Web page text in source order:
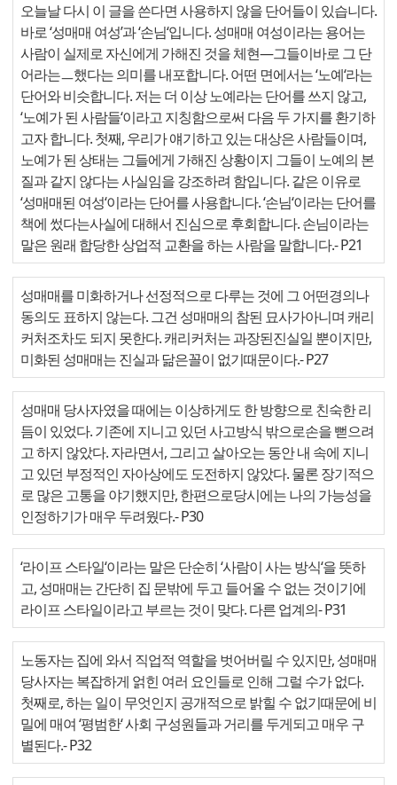
오늘날 다시 이 글을 쓴다면 사용하지 않을 단어들이 있습니다.
바로 ‘성매매 여성’과 ‘손님‘입니다. 성매매 여성이라는 용어는
사람이 실제로 자신에게 가해진 것을 체현—그들이바로 그 단
어라는ㅡ했다는 의미를 내포합니다. 어떤 면에서는 ‘노예‘라는
단어와 비슷합니다. 저는 더 이상 노예라는 단어를 쓰지 않고,
‘노예가 된 사람들‘이라고 지칭함으로써 다음 두 가지를 환기하
고자 합니다. 첫째, 우리가 얘기하고 있는 대상은 사람들이며,
노예가 된 상태는 그들에게 가해진 상황이지 그들이 노예의 본
질과 같지 않다는 사실임을 강조하려 함입니다. 같은 이유로
‘성매매된 여성‘이라는 단어를 사용합니다. ‘손님‘이라는 단어를
책에 썼다는사실에 대해서 진심으로 후회합니다. 손님이라는
말은 원래 합당한 상업적 교환을 하는 사람을 말합니다.- P21
성매매를 미화하거나 선정적으로 다루는 것에 그 어떤경의나
동의도 표하지 않는다. 그건 성매매의 참된 묘사가아니며 캐리
커처조차도 되지 못한다. 캐리커처는 과장된진실일 뿐이지만,
미화된 성매매는 진실과 닮은꼴이 없기때문이다.- P27
성매매 당사자였을 때에는 이상하게도 한 방향으로 친숙한 리
듬이 있었다. 기존에 지니고 있던 사고방식 밖으로손을 뻗으려
고 하지 않았다. 자라면서, 그리고 살아오는 동안 내 속에 지니
고 있던 부정적인 자아상에도 도전하지 않았다. 물론 장기적으
로 많은 고통을 야기했지만, 한편으로당시에는 나의 가능성을
인정하기가 매우 두려웠다.- P30
‘라이프 스타일‘이라는 말은 단순히 ‘사람이 사는 방식‘을 뜻하
고, 성매매는 간단히 집 문밖에 두고 들어올 수 없는 것이기에
라이프 스타일이라고 부르는 것이 맞다. 다른 업계의- P31
노동자는 집에 와서 직업적 역할을 벗어버릴 수 있지만, 성매매
당사자는 복잡하게 얽힌 여러 요인들로 인해 그럴 수가 없다.
첫째로, 하는 일이 무엇인지 공개적으로 밝힐 수 없기때문에 비
밀에 매여 ‘평범한‘ 사회 구성원들과 거리를 두게되고 매우 구
별된다.- P32